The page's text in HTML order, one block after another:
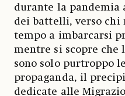
durante la pandemia
dei battelli, verso chi
tempo a imbarcarsi
mentre si scopre che
sono solo purtroppo
propaganda, il
dedicate alle